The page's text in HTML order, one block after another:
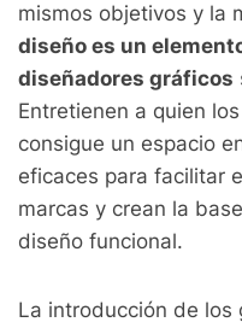
mismos objetivos y la
diseño es un
diseñadores gráficos
Entretienen a quien
consigue un espacio
eficaces para facilitar
marcas y crean la
diseño funcional.
La introducción de los